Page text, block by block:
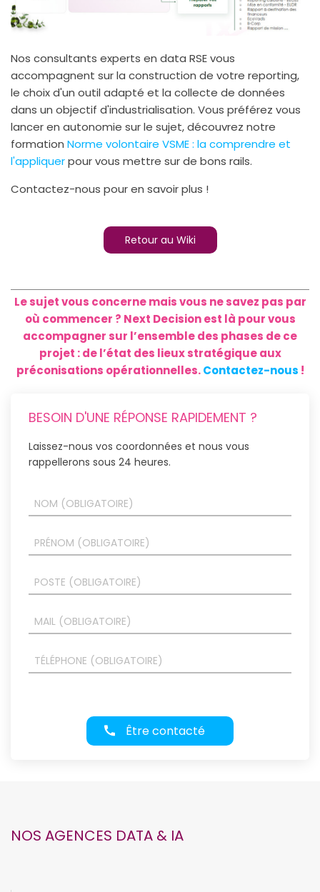
Nos consultants experts en data RSE vous
accompagnent sur la construction de votre reporting,
le choix d'un outil adapté et la collecte de données
dans un objectif d'industrialisation. Vous préférez vous
lancer en autonomie sur le sujet, découvrez notre
formation Norme volontaire VSME : la comprendre et
l'appliquerpour vous mettre sur de bons rails.
Contactez-nous pour en savoir plus !
Retour au Wiki
Le sujet vous concerne mais vous ne savez pas par
où commencer ? Next Decision est là pour vous
accompagner sur l’ensemble des phases de ce
projet : de l’état des lieux stratégique aux
préconisations opérationnelles.Contactez-nous !
BESOIN D'UNE RÉPONSE RAPIDEMENT ?
Laissez-nous vos coordonnées et nous vous
rappellerons sous 24 heures.
Être contacté
NOS AGENCES DATA & IA